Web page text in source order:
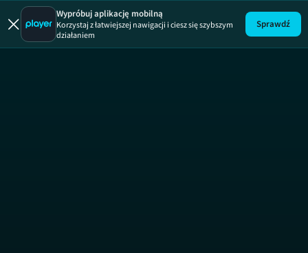
SOS Uroda
Wypróbuj aplikację mobilną
Korzystaj z łatwiejszej nawigacji i ciesz się szybszym
działaniem
Sprawdź